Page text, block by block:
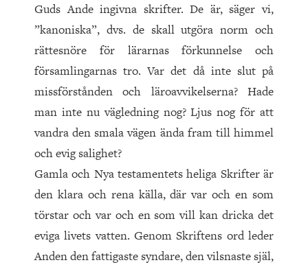
Guds Ande ingivna skrifter. De är, säger vi,
”kanoniska”, dvs. de skall utgöra norm och
rättesnöre för lärarnas förkunnelse och
församlingarnas tro. Var det då inte slut på
missförstånden och läroavvikelserna? Hade
man inte nu vägledning nog? Ljus nog för att
vand­ra den smala vägen ända fram till himmel
och evig salighet?
Gamla och Nya testamentets heliga Skrifter är
den klara och rena källa, där var och en som
törstar och var och en som vill kan dricka det
eviga livets vatten. Genom Skriftens ord leder
Anden den fattigaste syndare, den vilsnaste själ,